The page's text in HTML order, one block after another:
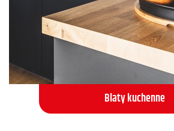
Blaty kuchenne